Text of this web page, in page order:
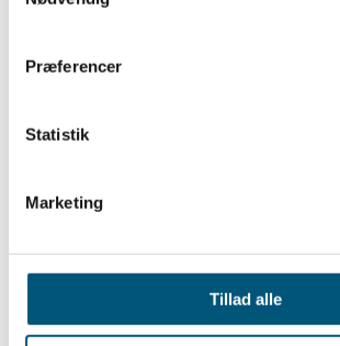
Præferencer
Statistik
Marketing
Tillad alle
Maj 2023
HK/Privat overenskomst
PLA´s repræsentantskabsmøde